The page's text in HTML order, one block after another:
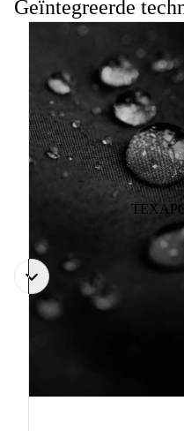
Geïntegreerde